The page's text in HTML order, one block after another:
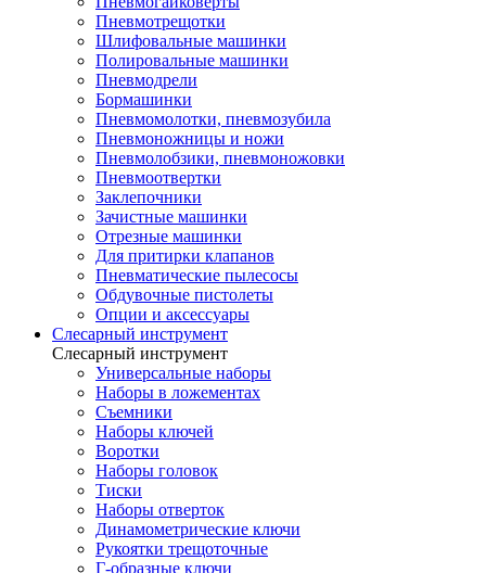
Пневмотрещотки
Шлифовальные машинки
Полировальные машинки
Пневмодрели
Бормашинки
Пневмомолотки, пневмозубила
Пневмоножницы и ножи
Пневмолобзики, пневмоножовки
Пневмоотвертки
Заклепочники
Зачистные машинки
Отрезные машинки
Для притирки клапанов
Пневматические пылесосы
Обдувочные пистолеты
Опции и аксессуары
Слесарный инструмент
Слесарный инструмент
Универсальные наборы
Наборы в ложементах
Съемники
Наборы ключей
Воротки
Наборы головок
Тиски
Наборы отверток
Динамометрические ключи
Рукоятки трещоточные
Г-образные ключи